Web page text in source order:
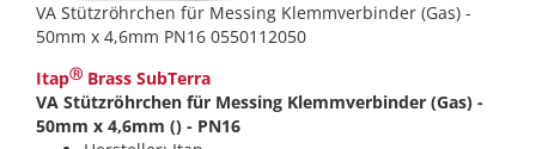
VA Stützröhrchen für Messing Klemmverbinder (Gas) -
50mm x 4,6mm PN16 0550112050
ItapⓇ Brass SubTerra
VA Stützröhrchen für Messing Klemmverbinder (Gas) -
50mm x 4,6mm () - PN16